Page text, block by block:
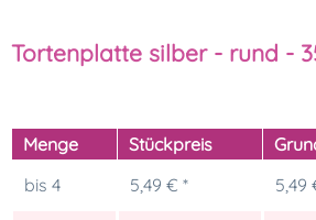
Tortenplatte silber - rund -
Menge Stückpreis
bis 4 5,49 € * 5,49